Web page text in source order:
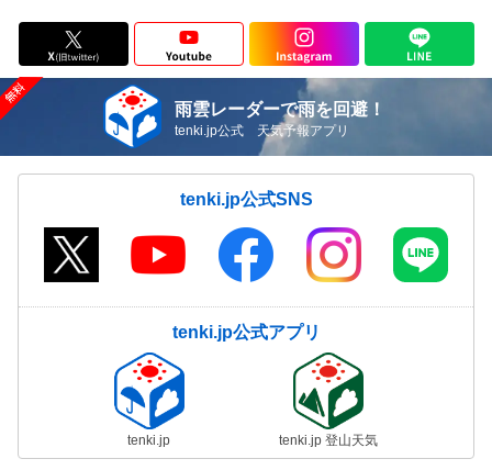
雨雲レーダーで雨を回避！
tenki.jp公式 天気予報アプリ
tenki.jp公式SNS
tenki.jp公式アプリ
tenki.jp tenki.jp 登山天気